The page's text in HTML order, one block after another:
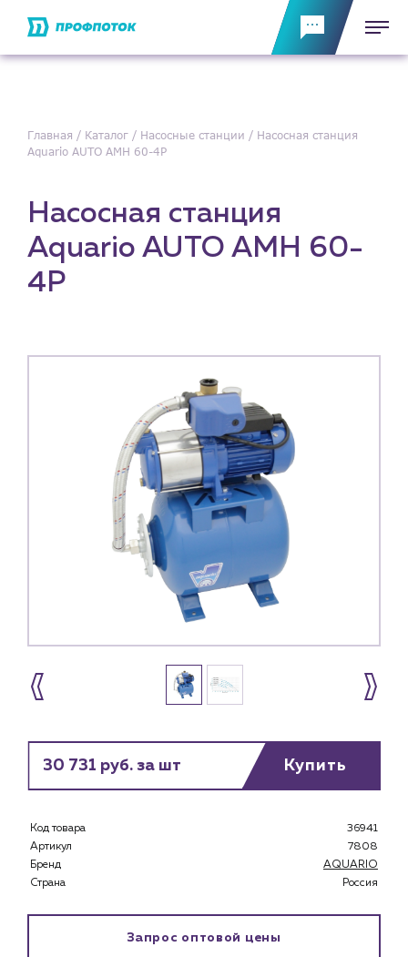
Застройщикам
Главная Каталог Насосные станции
Насосная станция
Aquario AUTO AMH 60-4P
Насосная станция
Aquario AUTO AMH 60-
4P
30 731 руб. за шт Купить
Код товара
36941
Артикул
7808
Бренд
AQUARIO
Страна
Россия
Запрос оптовой цены